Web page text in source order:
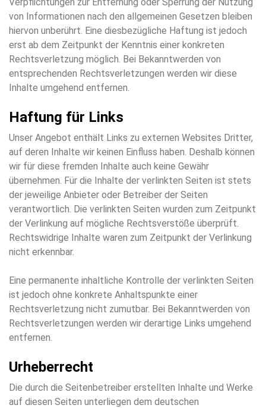
von Informationen nach den allgemeinen Gesetzen bleiben
hiervon unberührt. Eine diesbezügliche Haftung ist jedoch
erst ab dem Zeitpunkt der Kenntnis einer konkreten
Rechtsverletzung möglich. Bei Bekanntwerden von
entsprechenden Rechtsverletzungen werden wir diese
Inhalte umgehend entfernen.
Haftung für Links
Unser Angebot enthält Links zu externen Websites Dritter,
auf deren Inhalte wir keinen Einfluss haben. Deshalb können
wir für diese fremden Inhalte auch keine Gewähr
übernehmen. Für die Inhalte der verlinkten Seiten ist stets
der jeweilige Anbieter oder Betreiber der Seiten
verantwortlich. Die verlinkten Seiten wurden zum Zeitpunkt
der Verlinkung auf mögliche Rechtsverstöße überprüft.
Rechtswidrige Inhalte waren zum Zeitpunkt der Verlinkung
nicht erkennbar.
Eine permanente inhaltliche Kontrolle der verlinkten Seiten
ist jedoch ohne konkrete Anhaltspunkte einer
Rechtsverletzung nicht zumutbar. Bei Bekanntwerden von
Rechtsverletzungen werden wir derartige Links umgehend
entfernen.
Urheberrecht
Die durch die Seitenbetreiber erstellten Inhalte und Werke
auf diesen Seiten unterliegen dem deutschen